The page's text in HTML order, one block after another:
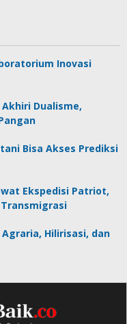
Inovasi
Akhiri Dualisme,
Bisa Akses Prediksi
Ekspedisi Patriot,
Transmigrasi
Hilirisasi, dan